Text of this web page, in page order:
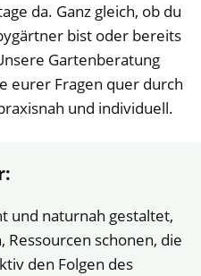
da. Ganz gleich, ob du
bist oder bereits
Gartenberatung
eurer Fragen quer durch
und individuell.
und naturnah gestaltet,
Ressourcen schonen, die
den Folgen des